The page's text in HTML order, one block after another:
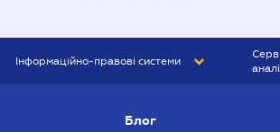
Інформаційно-правові системи
Блог